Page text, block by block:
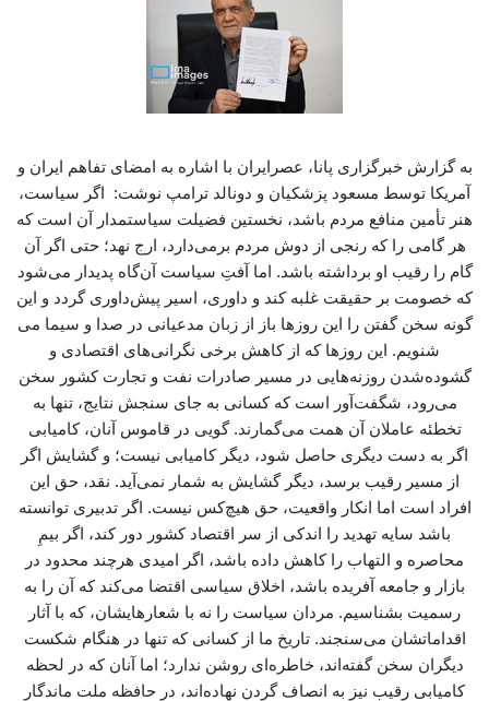
به گزارش خبرگزاری پانا، عصرایران با اشاره به امضای تفاهم ایران و
آمریکا توسط مسعود پزشکیان و دونالد ترامپ نوشت: اگر سیاست،
هنر تأمین منافع مردم باشد، نخستین فضیلت سیاستمدار آن است که
هر گامی را که رنجی از دوش مردم برمی‌دارد، ارج نهد؛ حتی اگر آن
گام را رقیب او برداشته باشد. اما آفتِ سیاست آن‌گاه پدیدار می‌شود
که خصومت بر حقیقت غلبه کند و داوری، اسیر پیش‌داوری گردد و این
گونه سخن گفتن را این روزها باز از زبان مدعیانی در صدا و سیما می
شنویم. این روزها که از کاهش برخی نگرانی‌های اقتصادی و
گشوده‌شدن روزنه‌هایی در مسیر صادرات نفت و تجارت کشور سخن
می‌رود، شگفت‌آور است که کسانی به جای سنجش نتایج، تنها به
تخطئه عاملان آن همت می‌گمارند. گویی در قاموس آنان، کامیابی
اگر به دست دیگری حاصل شود، دیگر کامیابی نیست؛ و گشایش اگر
از مسیر رقیب برسد، دیگر گشایش به شمار نمی‌آید. نقد، حق این
افراد است اما انکار واقعیت، حق هیچ‌کس نیست. اگر تدبیری توانسته
باشد سایه تهدید را اندکی از سر اقتصاد کشور دور کند، اگر بیمِ
محاصره و التهاب را کاهش داده باشد، اگر امیدی هرچند محدود در
بازار و جامعه آفریده باشد، اخلاق سیاسی اقتضا می‌کند که آن را به
رسمیت بشناسیم. مردان سیاست را نه با شعارهایشان، که با آثار
اقداماتشان می‌سنجند. تاریخ ما از کسانی که تنها در هنگام شکست
دیگران سخن گفته‌اند، خاطره‌ای روشن ندارد؛ اما آنان که در لحظه
کامیابی رقیب نیز به انصاف گردن نهاده‌اند، در حافظه ملت ماندگار